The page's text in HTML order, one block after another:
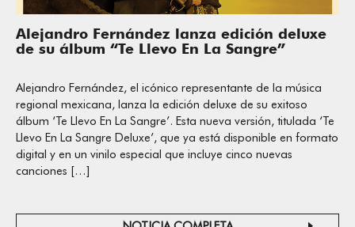
Alejandro Fernández lanza edición deluxe
de su álbum “Te Llevo En La Sangre”
Alejandro Fernández, el icónico representante de la música
regional mexicana, lanza la edición deluxe de su exitoso
álbum ‘Te Llevo En La Sangre’. Esta nueva versión, titulada ‘Te
Llevo En La Sangre Deluxe’, que ya está disponible en formato
digital y en un vinilo especial que incluye cinco nuevas
canciones […]